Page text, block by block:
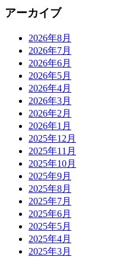
アーカイブ
2026年8月
2026年7月
2026年6月
2026年5月
2026年4月
2026年3月
2026年2月
2026年1月
2025年12月
2025年11月
2025年10月
2025年9月
2025年8月
2025年7月
2025年6月
2025年5月
2025年4月
2025年3月